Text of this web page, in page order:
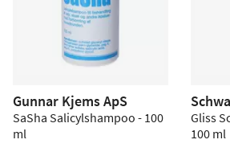
Gunnar Kjems ApS
SaSha Salicylshampoo - 100
ml
Gliss
100 ml